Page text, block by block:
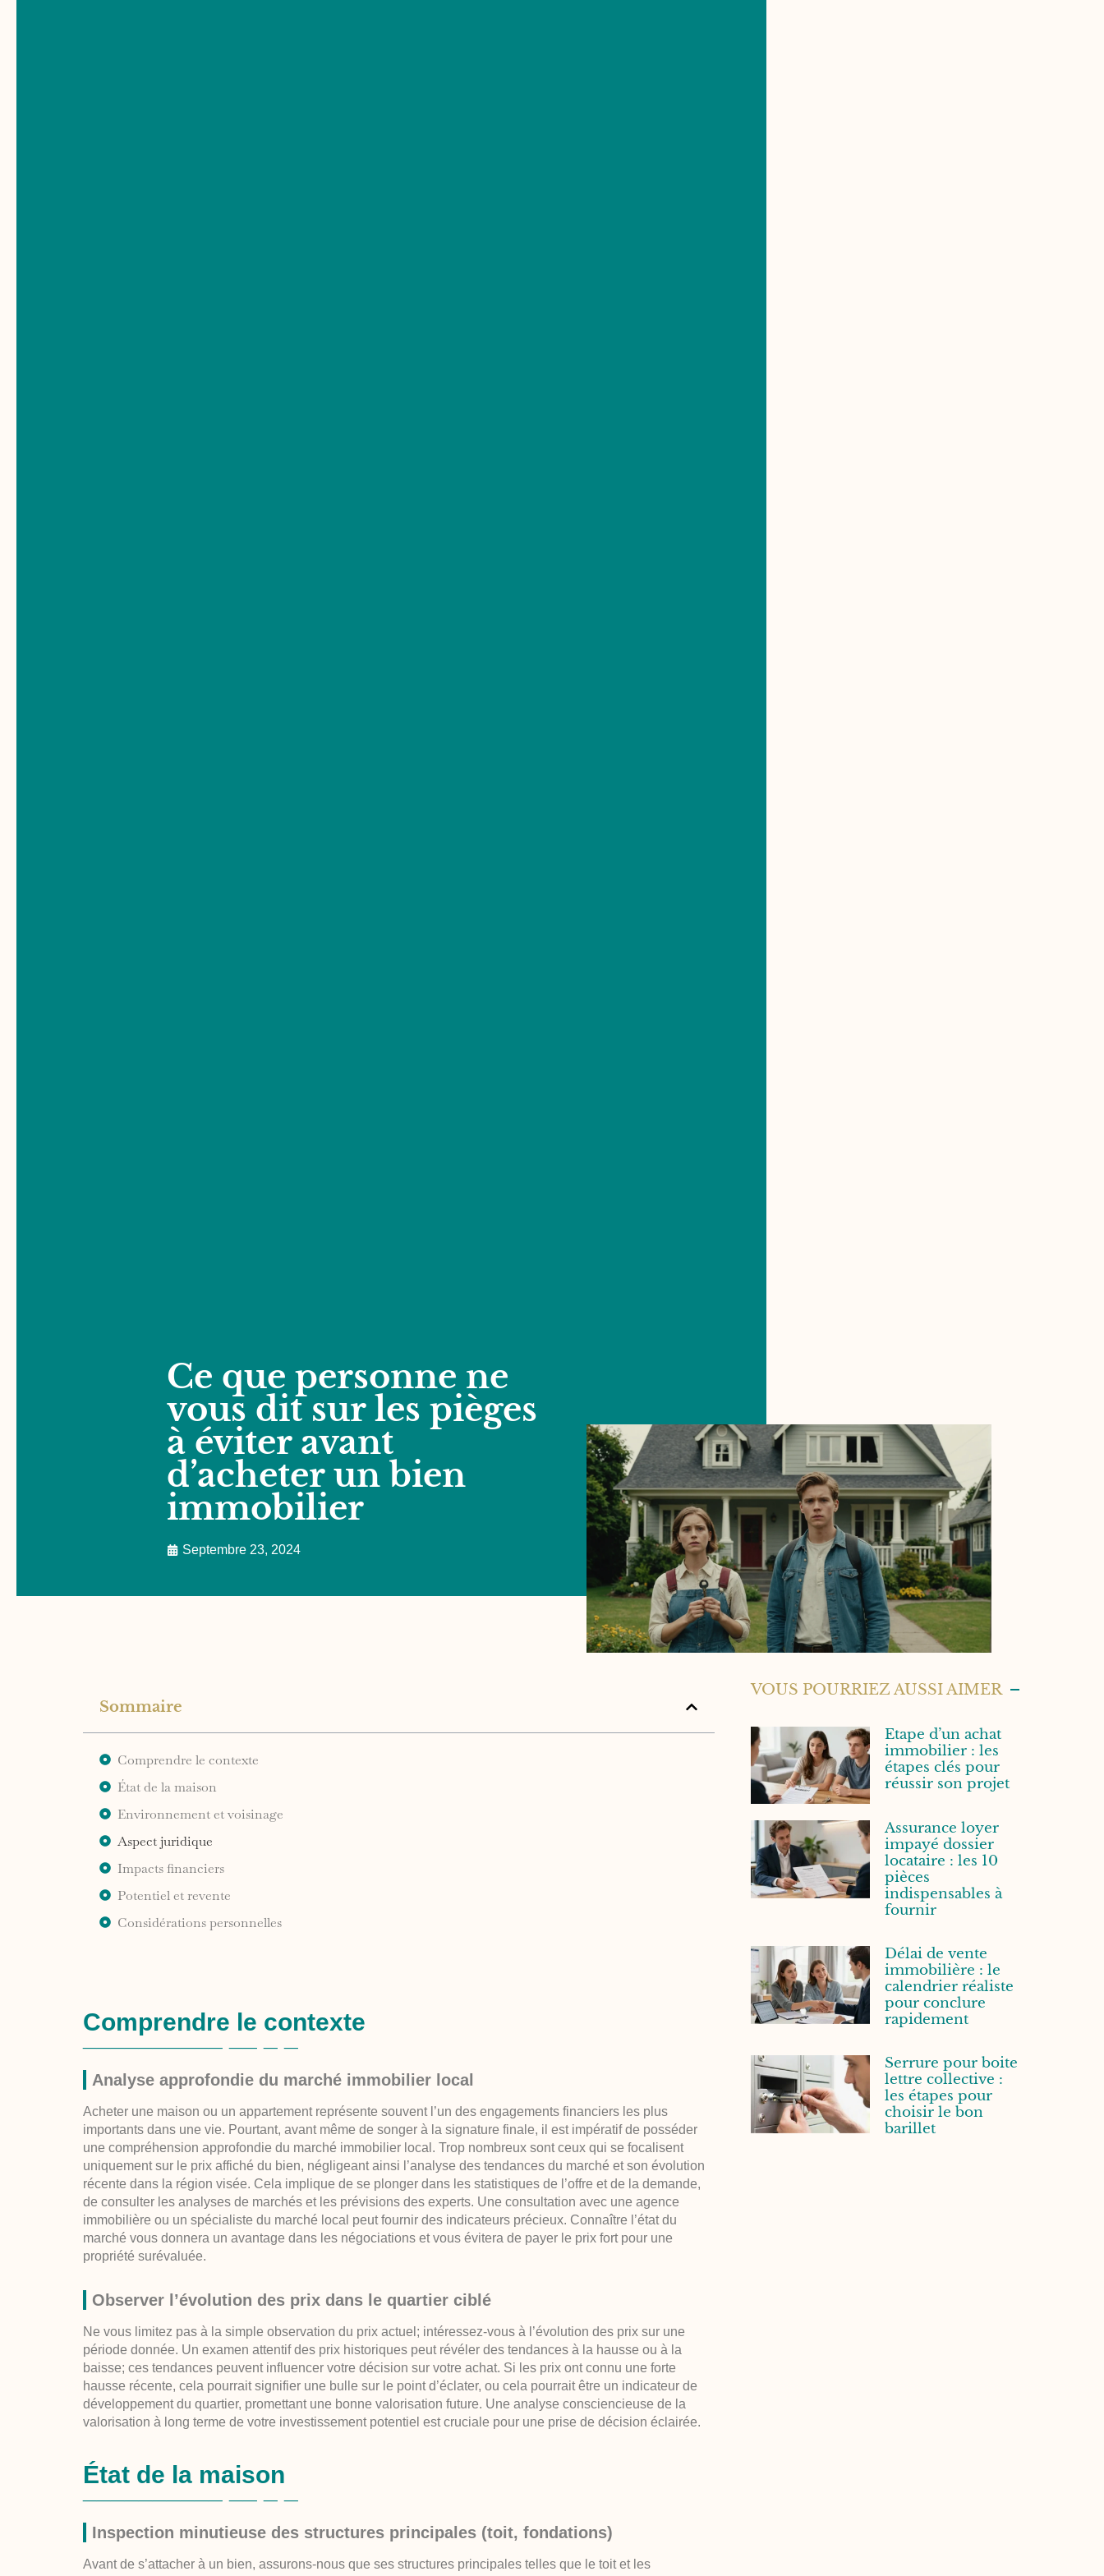
Ce que personne ne
vous dit sur les pièges
à éviter avant
d’acheter un bien
immobilier
Septembre 23, 2024
Sommaire
Comprendre le contexte
État de la maison
Environnement et voisinage
Aspect juridique
Impacts financiers
Potentiel et revente
Considérations personnelles
Comprendre le contexte
Analyse approfondie du marché immobilier local
Acheter une maison ou un appartement représente souvent l’un des engagements financiers les plus
importants dans une vie. Pourtant, avant même de songer à la signature finale, il est impératif de posséder
une compréhension approfondie du marché immobilier local. Trop nombreux sont ceux qui se focalisent
uniquement sur le prix affiché du bien, négligeant ainsi l’analyse des tendances du marché et son évolution
récente dans la région visée. Cela implique de se plonger dans les statistiques de l’offre et de la demande,
de consulter les analyses de marchés et les prévisions des experts. Une consultation avec une agence
immobilière ou un spécialiste du marché local peut fournir des indicateurs précieux. Connaître l’état du
marché vous donnera un avantage dans les négociations et vous évitera de payer le prix fort pour une
propriété surévaluée.
Observer l’évolution des prix dans le quartier ciblé
Ne vous limitez pas à la simple observation du prix actuel; intéressez-vous à l’évolution des prix sur une
période donnée. Un examen attentif des prix historiques peut révéler des tendances à la hausse ou à la
baisse; ces tendances peuvent influencer votre décision sur votre achat. Si les prix ont connu une forte
hausse récente, cela pourrait signifier une bulle sur le point d’éclater, ou cela pourrait être un indicateur de
développement du quartier, promettant une bonne valorisation future. Une analyse consciencieuse de la
valorisation à long terme de votre investissement potentiel est cruciale pour une prise de décision éclairée.
État de la maison
Inspection minutieuse des structures principales (toit, fondations)
Avant de s’attacher à un bien, assurons-nous que ses structures principales telles que le toit et les
VOUS POURRIEZ AUSSI AIMER
Etape d’un achat
immobilier : les
étapes clés pour
réussir son projet
Assurance loyer
impayé dossier
locataire : les 10
pièces
indispensables à
fournir
Délai de vente
immobilière : le
calendrier réaliste
pour conclure
rapidement
Serrure pour boite
lettre collective :
les étapes pour
choisir le bon
barillet